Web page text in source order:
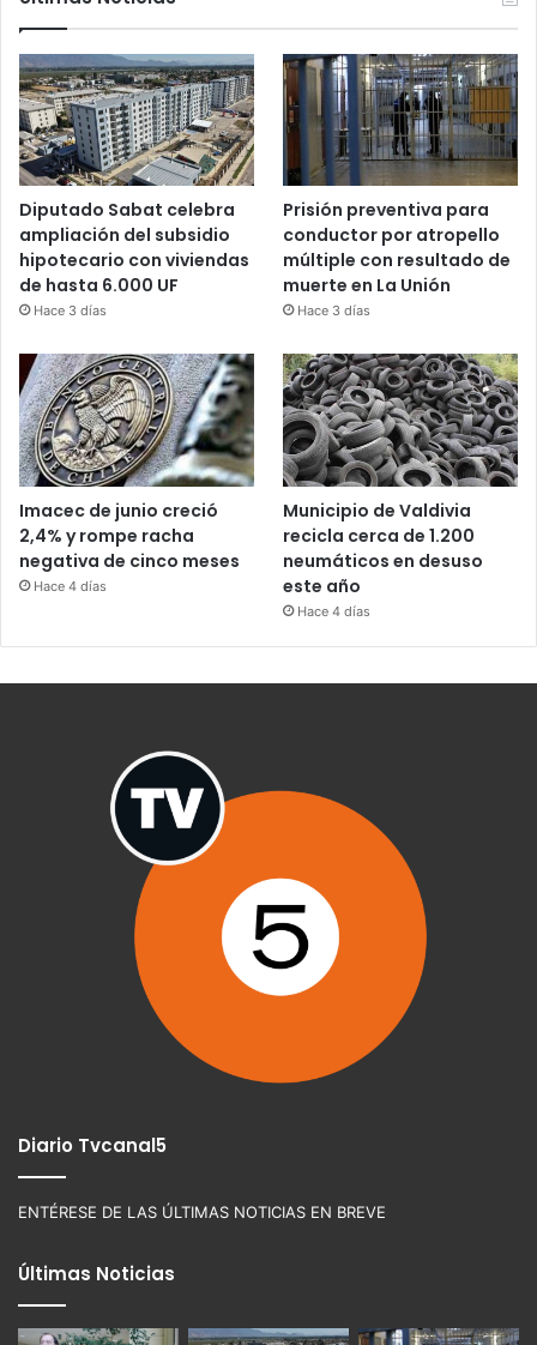
Diputado Sabat celebra
ampliación del subsidio
hipotecario con viviendas
de hasta 6.000 UF
Hace 3 días
Prisión preventiva para
conductor por atropello
múltiple con resultado de
muerte en La Unión
Hace 3 días
Imacec de junio creció
2,4% y rompe racha
negativa de cinco meses
Hace 4 días
Municipio de Valdivia
recicla cerca de 1.200
neumáticos en desuso
este año
Hace 4 días
Diario Tvcanal5
ENTÉRESE DE LAS ÚLTIMAS NOTICIAS EN BREVE
Últimas Noticias